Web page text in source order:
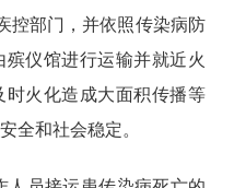
控部门，并依照传染病防
仪馆进行运输并就近火
火化造成大面积传播等
全和社会稳定。